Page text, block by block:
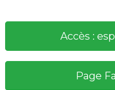
Accès :
Page